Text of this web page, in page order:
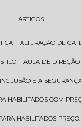
ARTIGOS
ALTERAÇÃO DE
AULA DE
E A
HABILITADOS COM
PARA HABILITADOS